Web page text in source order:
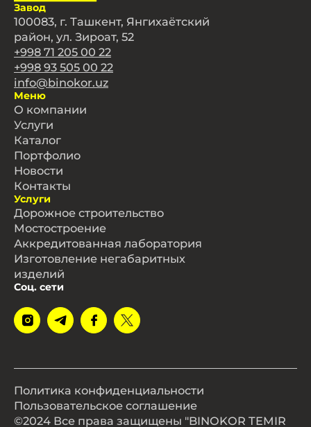
Завод
100083, г. Ташкент, Янгихаётский
район, ул. Зироат, 52
+998 71 205 00 22
+998 93 505 00 22
info@binokor.uz
Меню
О компании
Услуги
Каталог
Портфолио
Новости
Контакты
Услуги
Дорожное строительство
Мостостроение
Аккредитованная лаборатория
Изготовление негабаритных
изделий
Соц. сети
Политика конфиденциальности
Пользовательское соглашение
©2024 Все права защищены "BINOKOR TEMIR